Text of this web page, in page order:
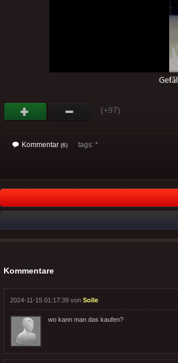
(+97)
Kommentar (6) tags: *
Kommentare
2024-11-15 01:17:39 von Solle
wo kann man das kaufen?